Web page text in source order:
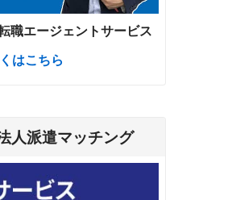
職エージェントサービス
はこちら
人派遣マッチング